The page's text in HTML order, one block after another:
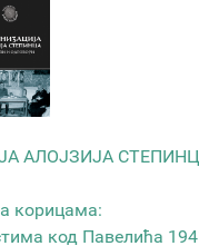
АЛОЈЗИЈА
корицама:
код Павелића